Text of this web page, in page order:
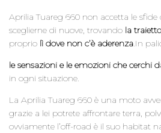
Aprilia Tuareg 660 non accetta le sfide
sceglierne di nuove, trovando la
proprio lì dove non c’è aderenza.In
le sensazioni e le emozioni che cerchi
in ogni situazione.
La Aprilia Tuareg 660 è una moto
grazie a lei potrete affrontare terra,
ovviamente l’off-road è il suo habitat